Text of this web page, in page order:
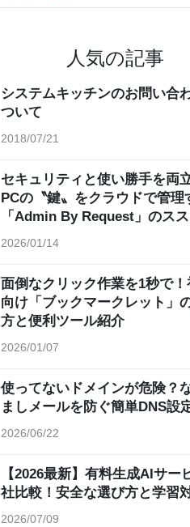
人気の記事
システムキッチンのお問い合
ついて
2018/07/21
セキュリティと使い勝手を両
PCの〝鍵〟をクラウドで管理
「Admin By Request」のス
2026/01/14
面倒なクリック作業を1秒で
向け「ブックマークレット」
方と便利ツール紹介
2026/01/07
使ってないドメインが危険？
ましメールを防ぐ簡単DNS設
2026/06/22
【2026最新】有料生成AIサー
社比較！安全な選び方と学習
2026/07/09